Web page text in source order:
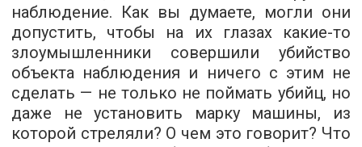
наблюдение. Как вы думаете, могли они
допустить, чтобы на их глазах какие-то
злоумышленники совершили убийство
объекта наблюдения и ничего с этим не
сделать — не только не поймать убийц, но
даже не установить марку машины, из
которой стреляли? О чем это говорит? Что